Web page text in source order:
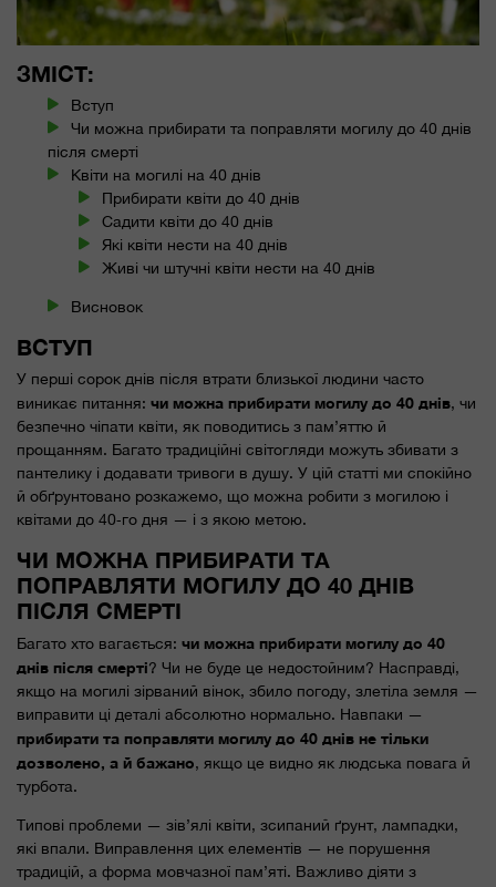
ЗМІСТ:
Вступ
Чи можна прибирати та поправляти могилу до 40 днів
після смерті
Квіти на могилі на 40 днів
Прибирати квіти до 40 днів
Садити квіти до 40 днів
Які квіти нести на 40 днів
Живі чи штучні квіти нести на 40 днів
Висновок
ВСТУП
У перші сорок днів після втрати близької людини часто
виникає питання: чи можна прибирати могилу до 40 днів, чи
безпечно чіпати квіти, як поводитись з пам’яттю й
прощанням. Багато традиційні світогляди можуть збивати з
пантелику і додавати тривоги в душу. У цій статті ми спокійно
й обґрунтовано розкажемо, що можна робити з могилою і
квітами до 40‑го дня — і з якою метою.
ЧИ МОЖНА ПРИБИРАТИ ТА
ПОПРАВЛЯТИ МОГИЛУ ДО 40 ДНІВ
ПІСЛЯ СМЕРТІ
Багато хто вагається: чи можна прибирати могилу до 40
днів після смерті? Чи не буде це недостойним? Насправді,
якщо на могилі зірваний вінок, збило погоду, злетіла земля —
виправити ці деталі абсолютно нормально. Навпаки —
прибирати та поправляти могилу до 40 днів не тільки
дозволено, а й бажано, якщо це видно як людська повага й
турбота.
Типові проблеми — зів’ялі квіти, зсипаний ґрунт, лампадки,
які впали. Виправлення цих елементів — не порушення
традицій, а форма мовчазної пам’яті. Важливо діяти з